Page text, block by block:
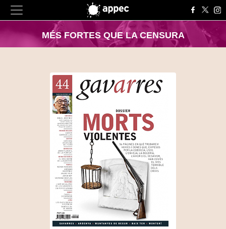
MÉS FORTES QUE LA CENSURA